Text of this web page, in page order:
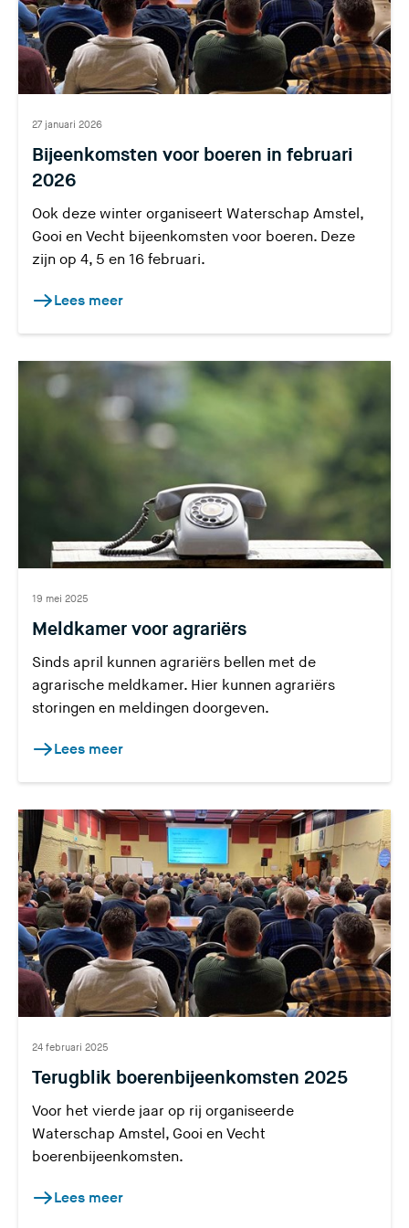
d
e
?
27 januari 2026
Bijeenkomsten voor boeren in februari
2026
Ook deze winter organiseert Waterschap Amstel,
Gooi en Vecht bijeenkomsten voor boeren. Deze
zijn op 4, 5 en 16 februari.
Lees meer
19 mei 2025
Meldkamer voor agrariërs
Sinds april kunnen agrariërs bellen met de
agrarische meldkamer. Hier kunnen agrariërs
storingen en meldingen doorgeven.
Lees meer
24 februari 2025
Terugblik boerenbijeenkomsten 2025
Voor het vierde jaar op rij organiseerde
Waterschap Amstel, Gooi en Vecht
boerenbijeenkomsten.
Lees meer